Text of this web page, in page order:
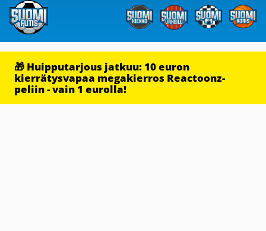
🎁 Huipputarjous jatkuu: 10 euron
kierrätysvapaa megakierros Reactoonz-
peliin - vain 1 eurolla!